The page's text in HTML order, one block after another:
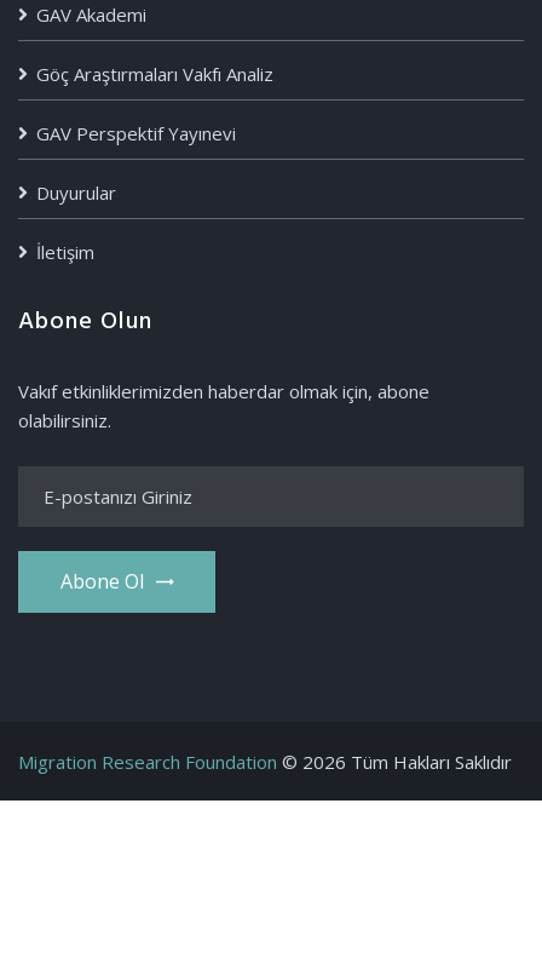
GAV Akademi
Göç Araştırmaları Vakfı Analiz
GAV Perspektif Yayınevi
Duyurular
İletişim
Abone Olun
Vakıf etkinliklerimizden haberdar olmak için, abone
olabilirsiniz.
Abone Ol
Migration Research Foundation © 2026 Tüm Hakları Saklıdır